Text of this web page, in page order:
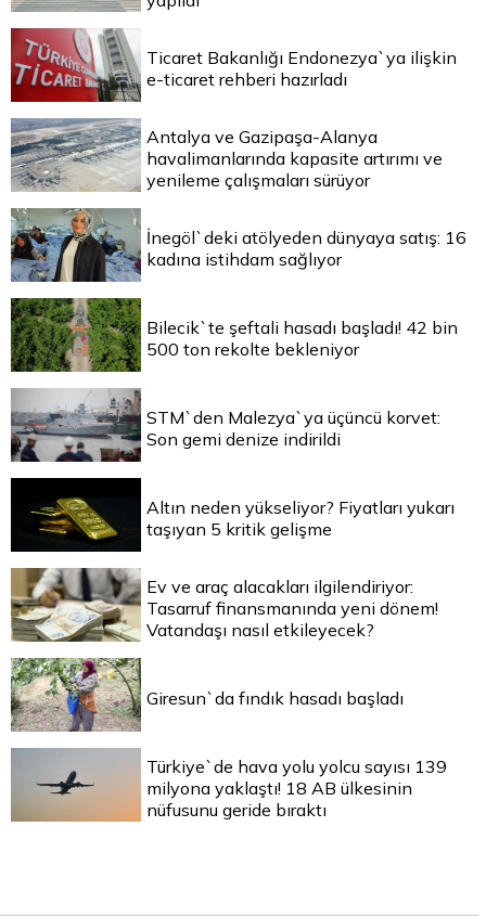
Ticaret Bakanlığı Endonezya`ya ilişkin
e-ticaret rehberi hazırladı
Antalya ve Gazipaşa-Alanya
havalimanlarında kapasite artırımı ve
yenileme çalışmaları sürüyor
İnegöl`deki atölyeden dünyaya satış: 16
kadına istihdam sağlıyor
Bilecik`te şeftali hasadı başladı! 42 bin
500 ton rekolte bekleniyor
STM`den Malezya`ya üçüncü korvet:
Son gemi denize indirildi
Altın neden yükseliyor? Fiyatları yukarı
taşıyan 5 kritik gelişme
Ev ve araç alacakları ilgilendiriyor:
Tasarruf finansmanında yeni dönem!
Vatandaşı nasıl etkileyecek?
Giresun`da fındık hasadı başladı
Türkiye`de hava yolu yolcu sayısı 139
milyona yaklaştı! 18 AB ülkesinin
nüfusunu geride bıraktı